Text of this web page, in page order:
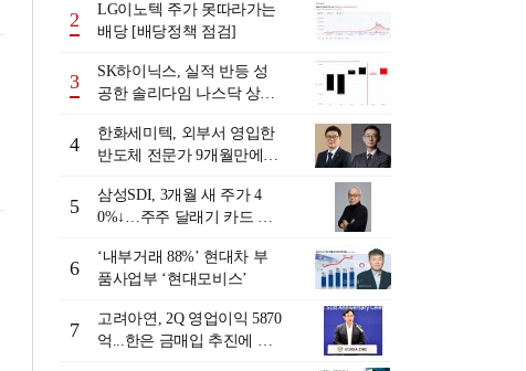
2
LG이노텍 주가 못따라가는
배당 [배당정책 점검]
3
SK하이닉스, 실적 반등 성
공한 솔리다임 나스닥 상장
4
한화세미텍, 외부서 영입한
반도체 전문가 9개월만에
5
삼성SDI, 3개월 새 주가 4
0%↓…주주 달래기 카드 꺼
6
‘내부거래 88%ʼ 현대차 부
품사업부 ‘현대모비스ʼ
7
고려아연, 2Q 영업이익 5870
억...한은 금매입 추진에 주